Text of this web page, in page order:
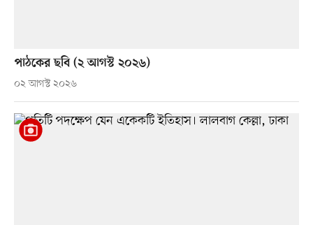
পাঠকের ছবি (২ আগস্ট ২০২৬)
০২ আগস্ট ২০২৬